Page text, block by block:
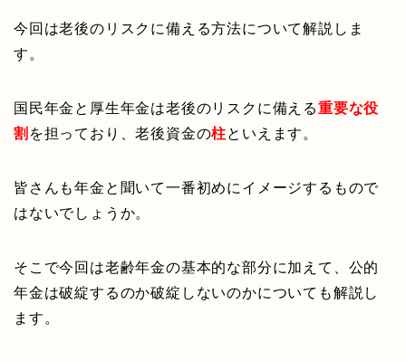
今回は老後のリスクに備える方法について解説しま
す。
国民年金と厚生年金は老後のリスクに備える重要な役
割 を担っており、老後資金の柱といえます。
皆さんも年金と聞いて一番初めにイメージするもので
はないでしょうか。
そこで今回は老齢年金の基本的な部分に加えて、公的
年金は破綻するのか破綻しないのかについても解説し
ます。